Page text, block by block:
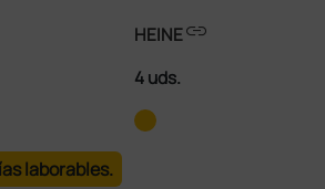
HEINElink
4 uds.
laborables.